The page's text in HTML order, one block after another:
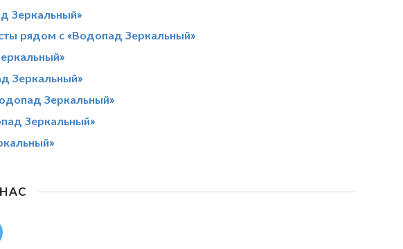
Зеркальный»
рядом с «Водопад Зеркальный»
Зеркальный»
Зеркальный»
Зеркальный»